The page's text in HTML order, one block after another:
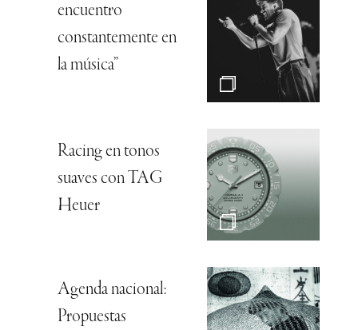
encuentro
constantemente en
la música”
Racing en tonos
suaves con TAG
Heuer
Agenda nacional:
Propuestas